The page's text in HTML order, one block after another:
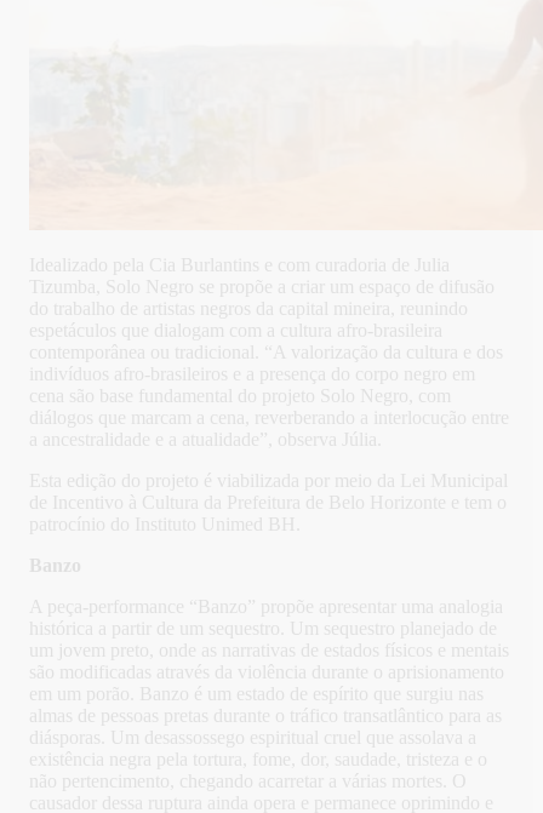
Idealizado pela Cia Burlantins e com curadoria de Julia
Tizumba, Solo Negro se propõe a criar um espaço de difusão
do trabalho de artistas negros da capital mineira, reunindo
espetáculos que dialogam com a cultura afro-brasileira
contemporânea ou tradicional. “A valorização da cultura e dos
indivíduos afro-brasileiros e a presença do corpo negro em
cena são base fundamental do projeto Solo Negro, com
diálogos que marcam a cena, reverberando a interlocução entre
a ancestralidade e a atualidade”, observa Júlia.
Esta edição do projeto é viabilizada por meio da Lei Municipal
de Incentivo à Cultura da Prefeitura de Belo Horizonte e tem o
patrocínio do Instituto Unimed BH.
Banzo
A peça-performance “Banzo” propõe apresentar uma analogia
histórica a partir de um sequestro. Um sequestro planejado de
um jovem preto, onde as narrativas de estados físicos e mentais
são modificadas através da violência durante o aprisionamento
em um porão. Banzo é um estado de espírito que surgiu nas
almas de pessoas pretas durante o tráfico transatlântico para as
diásporas. Um desassossego espiritual cruel que assolava a
existência negra pela tortura, fome, dor, saudade, tristeza e o
não pertencimento, chegando acarretar a várias mortes. O
causador dessa ruptura ainda opera e permanece oprimindo e